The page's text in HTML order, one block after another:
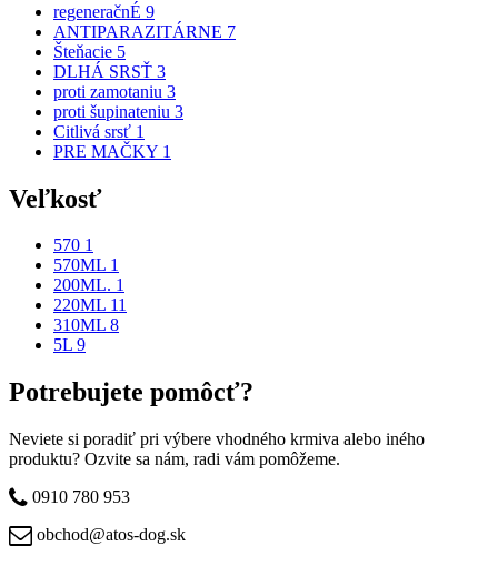
regeneračnÉ 9
ANTIPARAZITÁRNE 7
Šteňacie 5
DLHÁ SRSŤ 3
proti zamotaniu 3
proti šupinateniu 3
Citlivá srsť 1
PRE MAČKY 1
Veľkosť
570 1
570ML 1
200ML. 1
220ML 11
310ML 8
5L 9
Potrebujete pomôcť?
Neviete si poradiť pri výbere vhodného krmiva alebo iného
produktu? Ozvite sa nám, radi vám pomôžeme.
0910 780 953
obchod@atos-dog.sk